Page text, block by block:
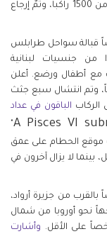
لبنان منذ عام 2020، حيث غادر 38 قارباً يحمل أكثر من 1500 راكبا، وتمّ إرجاع
غرق قارب يقل حوالي 84 شخصاً قبالة سواحل طرابلس
من جنسيات لبنانية
مع أطفال ورضع. أعلن
أن عدد الناجين وصل إلى 45 شخصاً، وتم انتشال سبع جثث
الباقون في عداد
A Pisces VI
حددت موقع الحطام على عمق
10 ضحايا على الأقل، بينما لا يزال آخرون في
غرق قارب يقلّ حوالي 150 شخصاً بالقرب من جزيرة أرواد،
نحو أوروبا من شمال
وأشارت